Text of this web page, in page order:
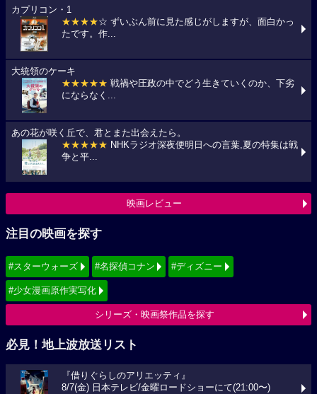
カプリコン・1
★★★★☆ ずいぶん前に見た感じがしますが、面白かっ
たです。作...
大統領のケーキ
★★★★★ 戦禍や圧政の中でどう生きていくのか、下劣
にならなく...
あの花が咲く丘で、君とまた出会えたら。
★★★★★ NHKラジオ深夜便明日への言葉,夏の特集は戦
争と平...
映画レビュー
注目の映画を探す
#スターウォーズ #名探偵コナン #ディズニー
#少女漫画原作実写化
シリーズ・映画祭作品を探す
必見！地上波放送リスト
『借りぐらしのアリエッティ』
8/7(金) 日本テレビ/金曜ロードショーにて(21:00〜)